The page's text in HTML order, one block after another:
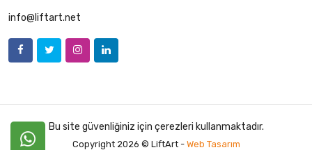
info@liftart.net
Bu site güvenliğiniz için çerezleri kullanmaktadır.
Copyright 2026 © LiftArt - Web Tasarım